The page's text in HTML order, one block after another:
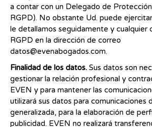
a contar con un Delegado de
RGPD). No obstante Ud. puede
le detallamos seguidamente y cualquier
RGPD en la dirección de correo
datos@evenabogados.com.
Finalidad de los datos. Sus datos son
gestionar la relación profesional y
EVEN y para mantener las
utilizará sus datos para comunicaciones
generalizada, para la elaboración de
publicidad. EVEN no realizará